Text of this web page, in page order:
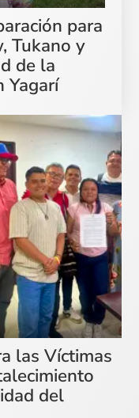
para
Tukano y
de la
Yagarí
las Víctimas
del